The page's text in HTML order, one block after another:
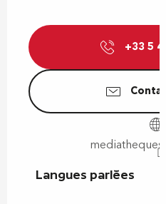
+33 5
Langues parlées
Langues parlées